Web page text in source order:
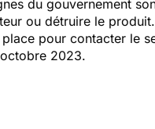
du gouvernement
ou détruire le produit.
pour contacter le
2023.